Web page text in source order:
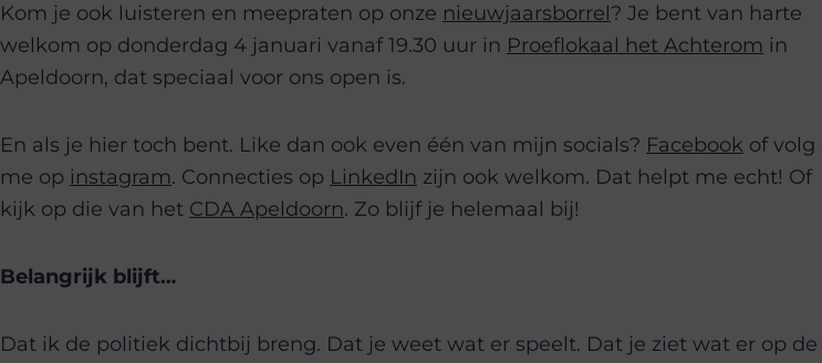
Kom je ook luisteren en meepraten op onze nieuwjaarsborrel? Je bent van harte
welkom op donderdag 4 januari vanaf 19.30 uur in Proeflokaal het Achterom in
Apeldoorn, dat speciaal voor ons open is.
En als je hier toch bent. Like dan ook even één van mijn socials? Facebook of volg
me op instagram. Connecties op LinkedIn zijn ook welkom. Dat helpt me echt! Of
kijk op die van het CDA Apeldoorn. Zo blijf je helemaal bij!
Belangrijk blijft…
Dat ik de politiek dichtbij breng. Dat je weet wat er speelt. Dat je ziet wat er op de